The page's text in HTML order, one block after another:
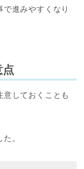
で進みやすくなり
意しておくことも
。